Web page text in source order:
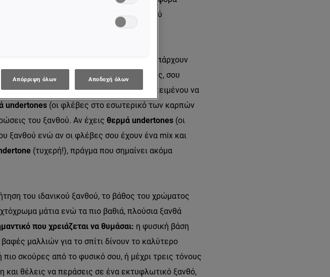
να παραμείνεις στην παλέτα του ξανθού
κατάξανθο και από ζεστό μέχρι ψυχρό, υπάρχουν
να ανακαλύψεις τη δική σου – ποια, όμως, σου
σουτον τόνο της επιδερμίδας σουπροκειμένου να
undertones (οι φλέβες στο εσωτερικό των καρπών
του ξανθού. Αν έχεις θερμά undertones (οι
ξανθού ενώ αν οι φλέβες σου έχουν ένα mix και
(τυχερή!), πράγμα που σημαίνει ακόμα
του ιδανικού ξανθού, το βάθος του χρώματος
μάτια ενώ τα πιο βαθιά, πλούσια ξανθά
που χρειάζεται να θυμάσαι: η φυσική βάση
μαλλιών για το σπίτι δίνουν το καλύτερο
σκούρες από το φυσικό σου, ή μέχρι τρεις τόνους
και θέλεις να περάσεις σε ένα εκτυφλωτικό ξανθό,
Απόρριψη όλων Αποδοχή όλων